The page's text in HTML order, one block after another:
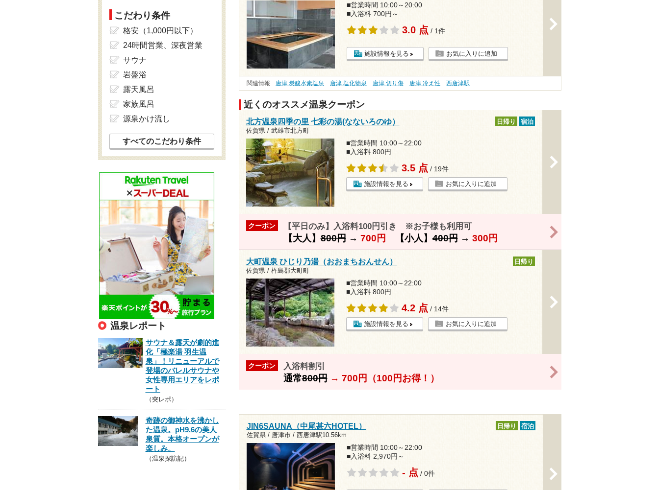
■営業時間 10:00～20:00
■入浴料 700円～
3.0 点 / 1件
施設情報を見る お気に入りに追加
関連情報 唐津 炭酸水素塩泉 唐津 塩化物泉 唐津 切り傷 唐津 冷え性 西唐津駅
近くのオススメ温泉クーポン
北方温泉四季の里 七彩の湯(なないろのゆ）
佐賀県 / 武雄市北方町
日帰り 宿泊
■営業時間 10:00～22:00
■入浴料 800円
3.5 点 / 19件
施設情報を見る お気に入りに追加
クーポン 【平日のみ】入浴料100円引き ※お子様も利用可
【大人】800円→ 700円 【小人】400円→ 300円
大町温泉 ひじり乃湯（おおまちおんせん）
佐賀県 / 杵島郡大町町
日帰り
■営業時間 10:00～22:00
■入浴料 800円
4.2 点 / 14件
施設情報を見る お気に入りに追加
クーポン 入浴料割引
通常800円→ 700円（100円お得！）
JIN6SAUNA（中尾甚六HOTEL）
佐賀県 / 唐津市 / 西唐津駅10.56km
日帰り 宿泊
■営業時間 10:00～22:00
■入浴料 2,970円～
- 点 / 0件
こだわり条件
格安（1,000円以下）
24時間営業、深夜営業
サウナ
岩盤浴
露天風呂
家族風呂
源泉かけ流し
すべてのこだわり条件
温泉レポート
サウナ＆露天が劇的進
化「極楽湯 羽生温
泉」！リニューアルで
登場のバレルサウナや
女性専用エリアをレポ
ート
（突レポ）
奇跡の御神水を沸かし
た温泉。pH9.6の美人
泉質。本格オープンが
楽しみ。
（温泉探訪記）